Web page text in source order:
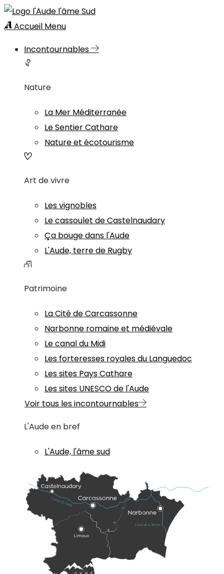
Accueil Menu
Incontournables
Nature
La Mer Méditerranée
Le Sentier Cathare
Nature et écotourisme
Art de vivre
Les vignobles
Le cassoulet de Castelnaudary
Ça bouge dans l'Aude
L'Aude, terre de Rugby
Patrimoine
La Cité de Carcassonne
Narbonne romaine et médiévale
Le canal du Midi
Les forteresses royales du Languedoc
Les sites Pays Cathare
Les sites UNESCO de l'Aude
Voir tous les incontournables
L'Aude en bref
L'Aude, l'âme sud